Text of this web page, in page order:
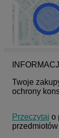
Twoje
ochrony
Przeczytaj o